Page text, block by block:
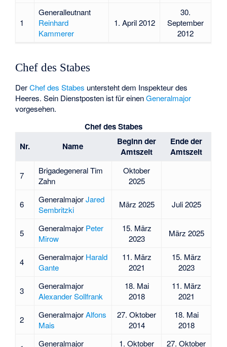
1
Generalleutnant
Reinhard
Kammerer
1. April 2012
30.
September
2012
Chef des Stabes
DerChef des Stabes untersteht dem Inspekteur des
Heeres. Sein Dienstposten ist für einenGeneralmajor
vorgesehen.
Chef des Stabes
Nr.
Name
Beginn der
Amtszeit
Ende der
Amtszeit
7 BrigadegeneralTim
Zahn
Oktober
2025
6 GeneralmajorJared
Sembritzki
März 2025 Juli 2025
5 Generalmajor Peter
Mirow
15. März
2023
März 2025
4 Generalmajor Harald
Gante
11. März
2021
15. März
2023
3
Generalmajor
Alexander Sollfrank
18. Mai
2018
11. März
2021
2 GeneralmajorAlfons
Mais
27. Oktober
2014
18. Mai
2018
Generalmajor
1. Oktober
27. Oktober